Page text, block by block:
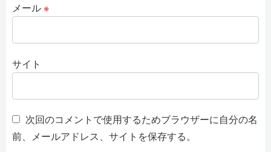
メール※
サイト
次回のコメントで使用するためブラウザーに自分の名
前、メールアドレス、サイトを保存する。